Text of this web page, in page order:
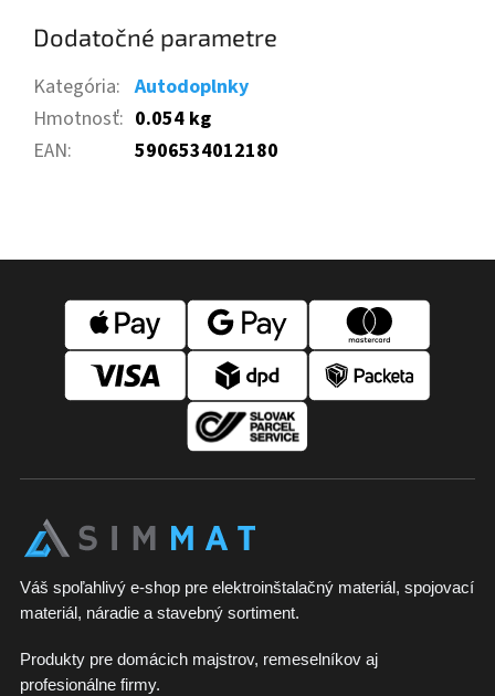
Dodatočné parametre
Kategória: Autodoplnky
Hmotnosť: 0.054 kg
EAN: 5906534012180
Váš spoľahlivý e-shop pre elektroinštalačný materiál, spojovací
materiál, náradie a stavebný sortiment.
Produkty pre domácich majstrov, remeselníkov aj
profesionálne firmy.